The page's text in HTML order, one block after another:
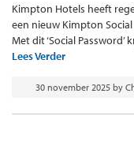
Kimpton Hotels heeft
een nieuw Kimpton
Met dit ‘Social
Lees Verder
30 november 2025 by